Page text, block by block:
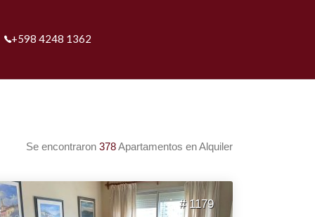
+598 4248 1362
Se encontraron 378Apartamentos en Alquiler
# 1179